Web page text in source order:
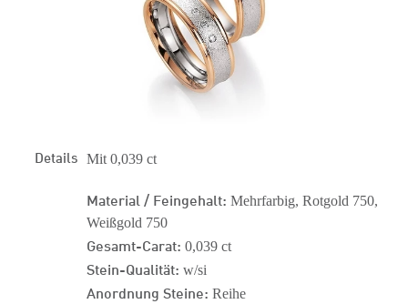
Details Mit 0,039 ct
Material / Feingehalt: Mehrfarbig, Rotgold 750,
Weißgold 750
Gesamt-Carat: 0,039 ct
Stein-Qualität: w/si
Anordnung Steine: Reihe